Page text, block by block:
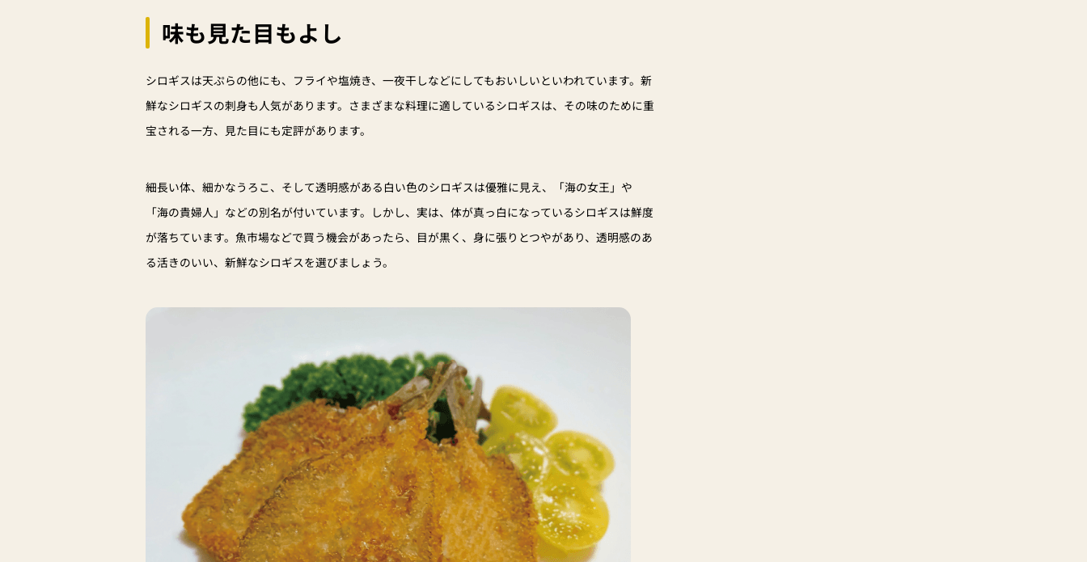
味も見た目もよし
シロギスは天ぷらの他にも、フライや塩焼き、一夜干しなどにしてもおいしいといわれています。新
鮮なシロギスの刺身も人気があります。さまざまな料理に適しているシロギスは、その味のために重
宝される一方、見た目にも定評があります。
細長い体、細かなうろこ、そして透明感がある白い色のシロギスは優雅に見え、「海の女王」や
「海の貴婦人」などの別名が付いています。しかし、実は、体が真っ白になっているシロギスは鮮度
が落ちています。魚市場などで買う機会があったら、目が黒く、身に張りとつやがあり、透明感のあ
る活きのいい、新鮮なシロギスを選びましょう。